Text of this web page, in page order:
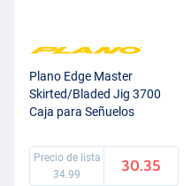
Plano Edge Master
Skirted/Bladed Jig 3700
Caja para Señuelos
Precio de lista
34.99
30.35